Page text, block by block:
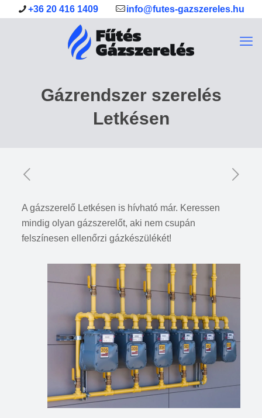
+36 20 416 1409 info@futes-gazszereles.hu
Gázrendszer szerelés
Letkésen
A gázszerelő Letkésen is hívható már. Keressen
mindig olyan gázszerelőt, aki nem csupán
felszínesen ellenőrzi gázkészülékét!